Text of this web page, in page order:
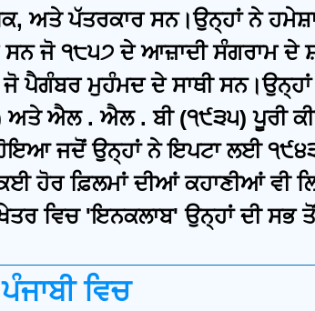
ਅਤੇ ਪੱਤਰਕਾਰ ਸਨ।ਉਨ੍ਹਾਂ ਨੇ
ਸਨ ਜੋ ੧੮੫੭ ਦੇ ਆਜ਼ਾਦੀ ਸੰਗਰਾਮ ਦੇ
ਜੋ ਪੈਗੰਬਰ ਮੁਹੰਮਦ ਦੇ ਸਾਥੀ
ਐਲ . ਐਲ . ਬੀ (੧੯੩੫) ਪੂਰੀ
ਜਦੋਂ ਉਨ੍ਹਾਂ ਨੇ ਇਪਟਾ ਲਈ
ਹੋਰ ਫ਼ਿਲਮਾਂ ਦੀਆਂ ਕਹਾਣੀਆਂ ਵੀ
ਵਿਚ 'ਇਨਕਲਾਬ' ਉਨ੍ਹਾਂ ਦੀ ਸਭ
ਵਿਚ